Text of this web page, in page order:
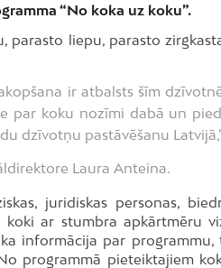
“No koka uz koku”.
liepu, parasto
ir atbalsts šīm
par koku nozīmi dabā un
dzīvotņu pastāvēšanu
Laura Anteina.
juridiskas personas,
ar stumbra apkārtmēru
informācija par
programmā pieteiktajiem